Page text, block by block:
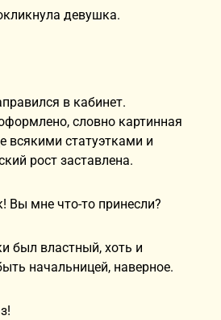
девушка.
в кабинет.
словно картинная
всякими статуэтками и
рост заставлена.
Вы мне что-то принесли?
был властный, хоть и
начальницей, наверное.